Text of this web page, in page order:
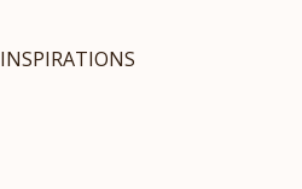
INSPIRATIONS